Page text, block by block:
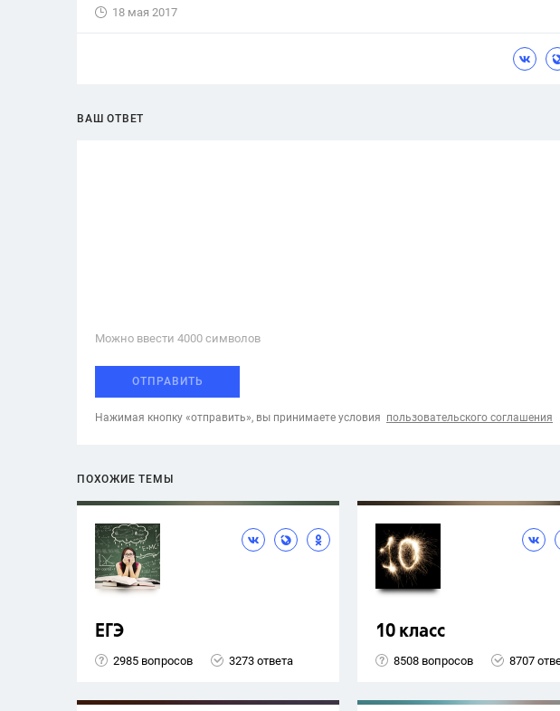
18 мая 2017
ВАШ ОТВЕТ
Можно ввести 4000 cимволов
ОТПРАВИТЬ
Нажимая кнопку «отправить», вы принимаете условия пользовательского соглашения
ПОХОЖИЕ ТЕМЫ
ЕГЭ
2985 вопросов 3273 ответа
10 класс
8508 вопросов 8707